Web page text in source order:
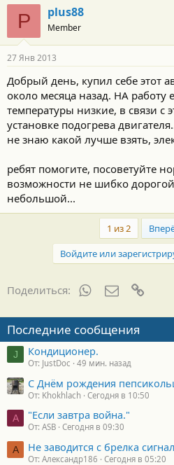
P plus88
Member
27 Янв 2013
Добрый день, купил себе этот
около месяца назад. НА работу
температуры низкие, в связи с
установке подогрева
не знаю какой лучше взять,
ребят помогите, посоветуйте
возможности не шибко
небольшой...
1 из 2
Войдите или
Поделиться: WhatsApp
Последние сообщения
J Кондиционер.
От: JustDoc 49 мин. назад
С Днём рождения
От: Khokhlach Сегодня в 10:50
A "Если завтра война."
От: ASB Сегодня в 09:30
А Не заводится с брелка
От: Александр186 Сегодня в 05:20